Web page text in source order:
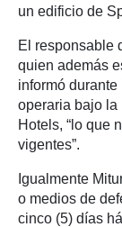
un edificio de
El responsable
quien además
informó
operaria bajo la
Hotels, “lo que
vigentes”.
Igualmente
o medios de
cinco (5) días